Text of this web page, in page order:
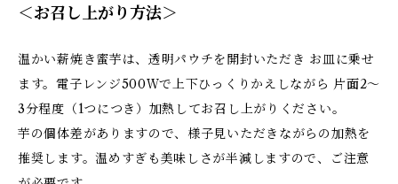
＜お召し上がり方法＞
温かい薪焼き蜜芋は、透明パウチを開封いただき お皿に乗せ
ます。電子レンジ500Ｗで上下ひっくりかえしながら 片面2～
3分程度（1つにつき）加熱してお召し上がりください。
芋の個体差がありますので、様子見いただきながらの加熱を
推奨します。温めすぎも美味しさが半減しますので、ご注意